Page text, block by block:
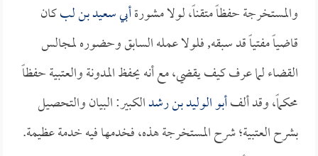
والمستخرجة حفظاً متقناً، لولا مشورةأبي سعيد بن لبكان
قاضياً مفتياً قد سبقه, فلولا عمله السابق وحضوره لمجالس
القضاء لما عرف كيف يقضي، مع أنه يحفظ المدونة والعتبية حفظاً
محكماً، وقد ألفأبو الوليد بن رشدالكبير: البيان والتحصيل
بشرح العتبية؛ شرح المستخرجة هذه، فخدمها فيه خدمة عظيمة.